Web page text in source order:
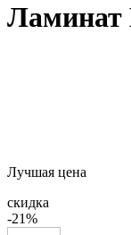
Ламинат
Лучшая цена
скидка
-21%